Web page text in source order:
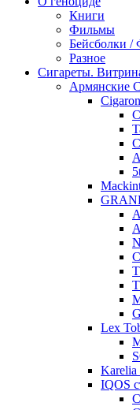
Книги
Фильмы
Бейсболки /
Разное
Сигареты.
Армянские
Lex
Karelia
IQOS